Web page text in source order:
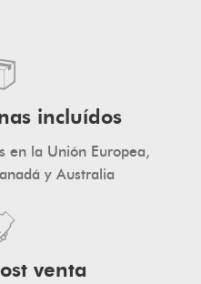
incluídos
en la Unión Europea,
y Australia
venta